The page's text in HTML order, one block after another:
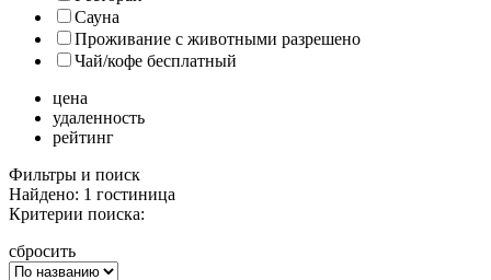
Сауна
Проживание с животными разрешено
Чай/кофе бесплатный
цена
удаленность
рейтинг
Фильтры и поиск
Найдено: 1 гостиница
Критерии поиска:
сбросить